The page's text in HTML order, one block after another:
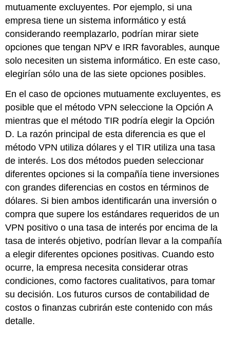
mutuamente excluyentes. Por ejemplo, si una
empresa tiene un sistema informático y está
considerando reemplazarlo, podrían mirar siete
opciones que tengan NPV e IRR favorables, aunque
solo necesiten un sistema informático. En este caso,
elegirían sólo una de las siete opciones posibles.
En el caso de opciones mutuamente excluyentes, es
posible que el método VPN seleccione la Opción A
mientras que el método TIR podría elegir la Opción
D. La razón principal de esta diferencia es que el
método VPN utiliza dólares y el TIR utiliza una tasa
de interés. Los dos métodos pueden seleccionar
diferentes opciones si la compañía tiene inversiones
con grandes diferencias en costos en términos de
dólares. Si bien ambos identificarán una inversión o
compra que supere los estándares requeridos de un
VPN positivo o una tasa de interés por encima de la
tasa de interés objetivo, podrían llevar a la compañía
a elegir diferentes opciones positivas. Cuando esto
ocurre, la empresa necesita considerar otras
condiciones, como factores cualitativos, para tomar
su decisión. Los futuros cursos de contabilidad de
costos o finanzas cubrirán este contenido con más
detalle.